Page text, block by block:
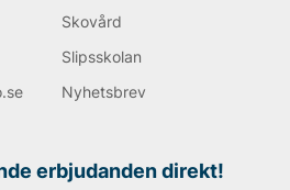
Skovård
Slipsskolan
Nyhetsbrev
erbjudanden direkt!